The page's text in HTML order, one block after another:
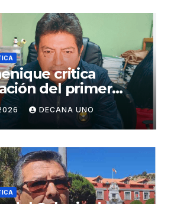
critica
del primer
de Keiko
DECANA UNO